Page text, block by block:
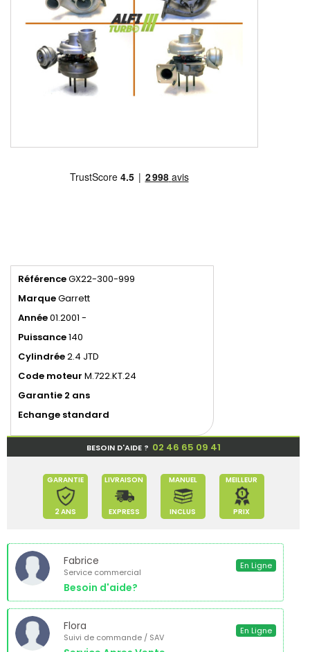
RéférenceGX22-300-999
MarqueGarrett
Année01.2001 -
Puissance140
Cylindrée2.4 JTD
Code moteur M.722.KT.24
Garantie 2 ans
Echange standard
BESOIN D'AIDE ? 02 46 65 09 41
GARANTIE
2 ANS
LIVRAISON
EXPRESS
MANUEL
INCLUS
MEILLEUR
PRIX
Fabrice
Service commercial
Besoin d'aide?
En Ligne
Flora
Suivi de commande / SAV
En Ligne